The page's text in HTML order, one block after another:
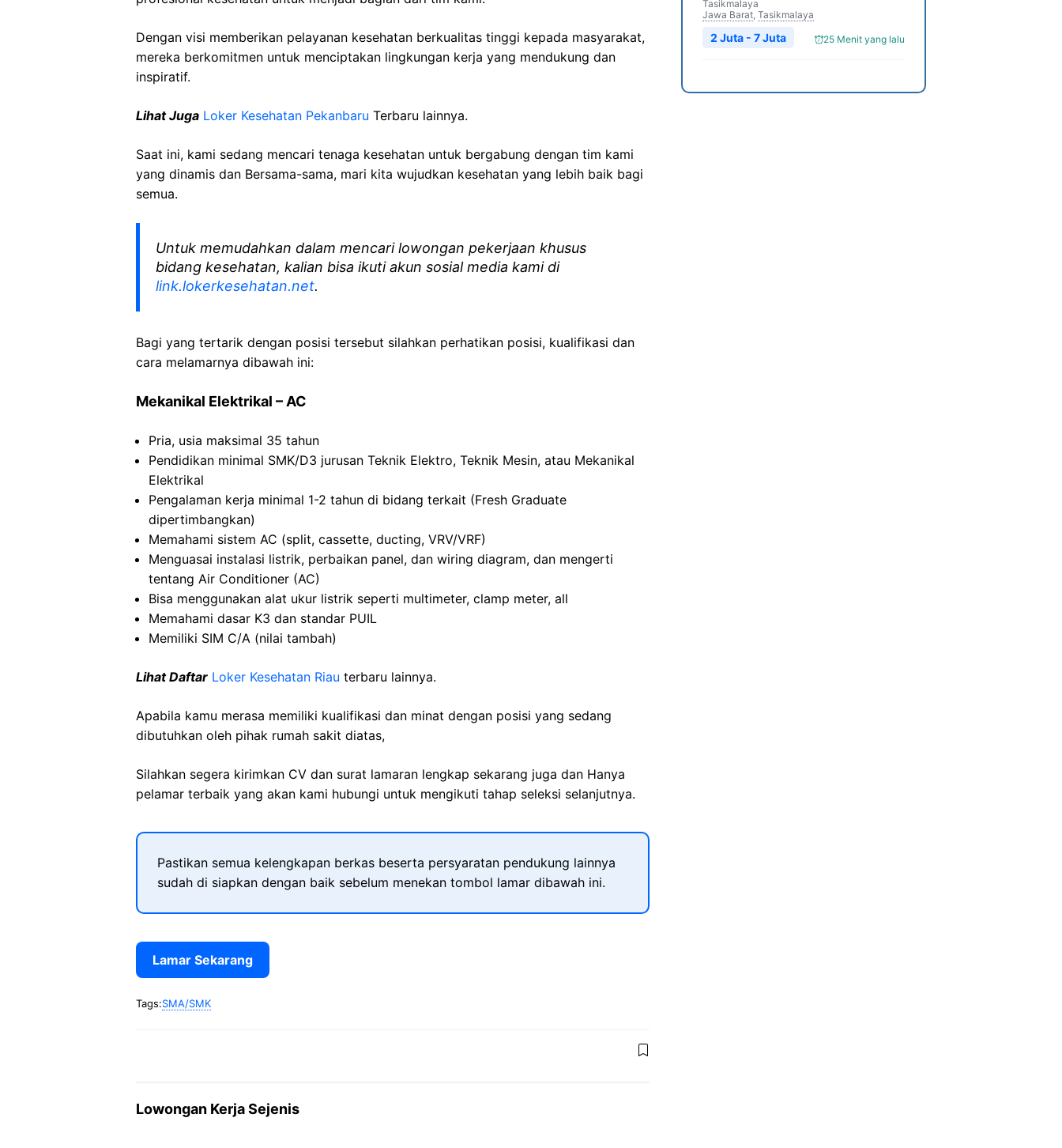
Dengan visi memberikan pelayanan kesehatan berkualitas tinggi kepada masyarakat,
mereka berkomitmen untuk menciptakan lingkungan kerja yang mendukung dan
inspiratif.
Lihat Juga Loker Kesehatan Pekanbaru Terbaru lainnya.
Saat ini, kami sedang mencari tenaga kesehatan untuk bergabung dengan tim kami
yang dinamis dan Bersama-sama, mari kita wujudkan kesehatan yang lebih baik bagi
semua.
Untuk memudahkan dalam mencari lowongan pekerjaan khusus
bidang kesehatan, kalian bisa ikuti akun sosial media kami di
link.lokerkesehatan.net.
Bagi yang tertarik dengan posisi tersebut silahkan perhatikan posisi, kualifikasi dan
cara melamarnya dibawah ini:
Mekanikal Elektrikal – AC
Pria, usia maksimal 35 tahun
Pendidikan minimal SMK/D3 jurusan Teknik Elektro, Teknik Mesin, atau Mekanikal
Elektrikal
Pengalaman kerja minimal 1-2 tahun di bidang terkait (Fresh Graduate
dipertimbangkan)
Memahami sistem AC (split, cassette, ducting, VRV/VRF)
Menguasai instalasi listrik, perbaikan panel, dan wiring diagram, dan mengerti
tentang Air Conditioner (AC)
Bisa menggunakan alat ukur listrik seperti multimeter, clamp meter, all
Memahami dasar K3 dan standar PUIL
Memiliki SIM C/A (nilai tambah)
Lihat Daftar Loker Kesehatan Riau terbaru lainnya.
Apabila kamu merasa memiliki kualifikasi dan minat dengan posisi yang sedang
dibutuhkan oleh pihak rumah sakit diatas,
Silahkan segera kirimkan CV dan surat lamaran lengkap sekarang juga dan Hanya
pelamar terbaik yang akan kami hubungi untuk mengikuti tahap seleksi selanjutnya.
Pastikan semua kelengkapan berkas beserta persyaratan pendukung lainnya
sudah di siapkan dengan baik sebelum menekan tombol lamar dibawah ini.
Lamar Sekarang
Tags:SMA/SMK
Lowongan Kerja Sejenis
Tasikmalaya
Jawa Barat, Tasikmalaya
25 Menit yang lalu
2 Juta - 7 Juta